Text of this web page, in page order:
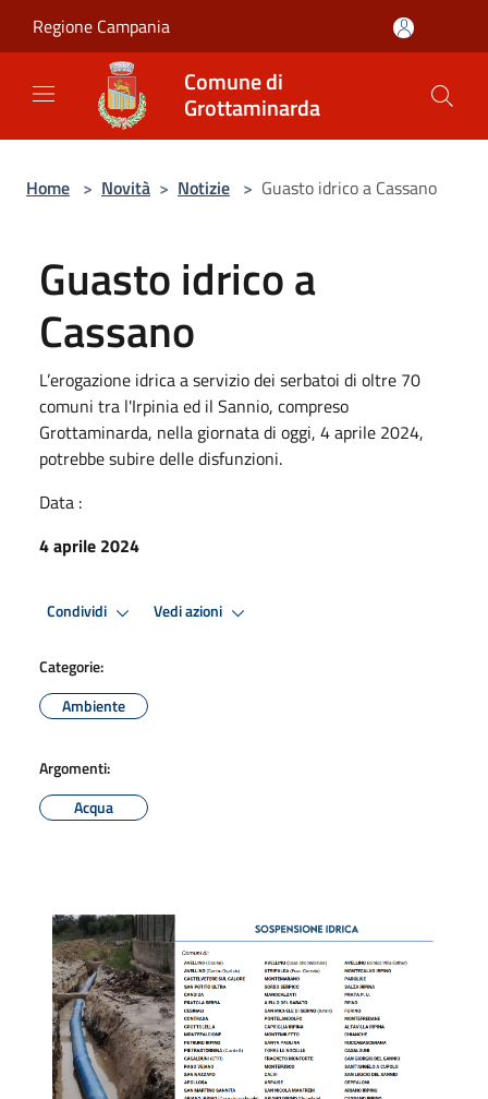
Regione Campania
Comune di
Grottaminarda
Home > Novità > Notizie > Guasto idrico a Cassano
Guasto idrico a
Cassano
L’erogazione idrica a servizio dei serbatoi di oltre 70
comuni tra l'Irpinia ed il Sannio, compreso
Grottaminarda, nella giornata di oggi, 4 aprile 2024,
potrebbe subire delle disfunzioni.
Data :
4 aprile 2024
Condividi Vedi azioni
Categorie:
Ambiente
Argomenti:
Acqua